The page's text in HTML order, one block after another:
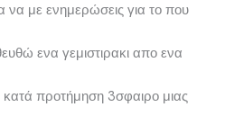
με ενημερώσεις για το που
ενα γεμιστιρακι απο ενα
προτήμηση 3σφαιρο μιας